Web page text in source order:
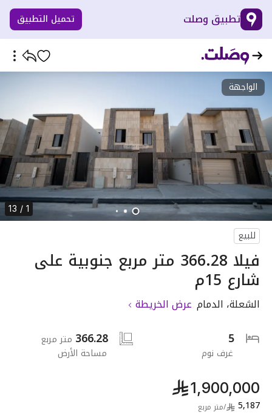
تطبيق وصلت تحميل التطبيق
الواجهة
1 / 13
للبيع
فيلا 366.28 متر مربع جنوبية على
شارع 15م
الشعلة، الدمام عرض الخريطة
5
غرف نوم
366.28 متر مربع
مساحة الأرض
1,900,000
5,187
/متر مربع